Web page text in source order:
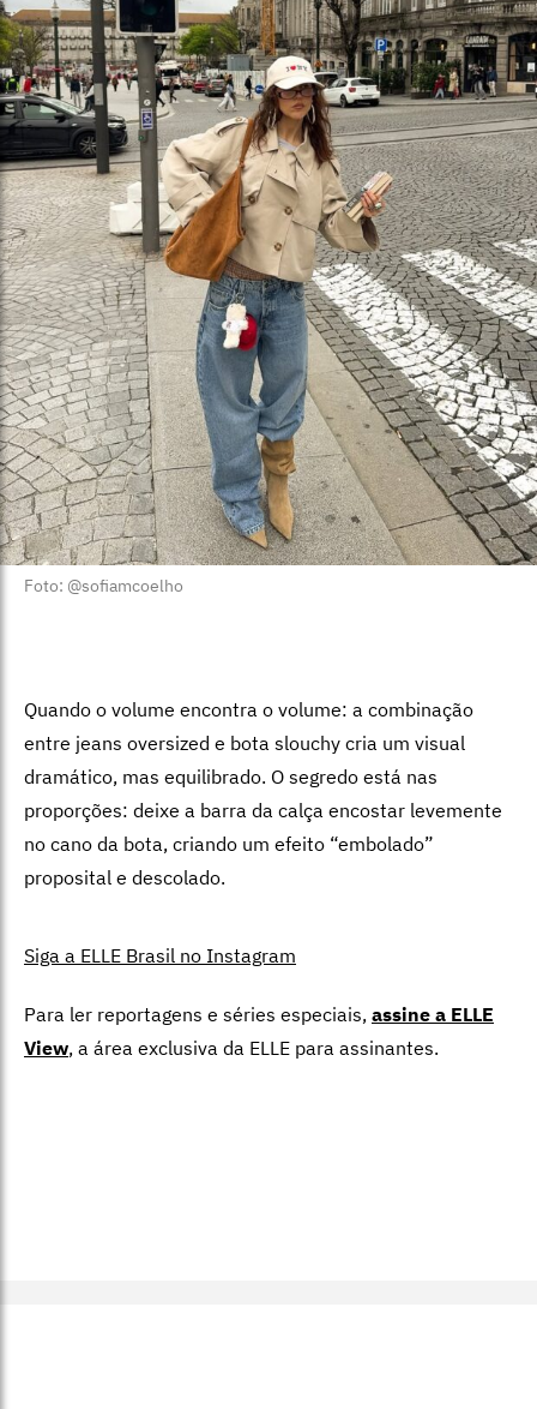
Foto: @sofiamcoelho
Quando o volume encontra o volume: a combinação
entre jeans oversized e bota slouchy cria um visual
dramático, mas equilibrado. O segredo está nas
proporções: deixe a barra da calça encostar levemente
no cano da bota, criando um efeito “embolado”
proposital e descolado.
Siga a ELLE Brasil no Instagram
Para ler reportagens e séries especiais, assine a ELLE
View, a área exclusiva da ELLE para assinantes.